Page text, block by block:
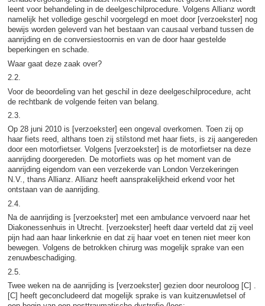
leent voor behandeling in de deelgeschilprocedure. Volgens Allianz wordt
namelijk het volledige geschil voorgelegd en moet door [verzoekster] nog
bewijs worden geleverd van het bestaan van causaal verband tussen de
aanrijding en de conversiestoornis en van de door haar gestelde
beperkingen en schade.
Waar gaat deze zaak over?
2.2.
Voor de beoordeling van het geschil in deze deelgeschilprocedure, acht
de rechtbank de volgende feiten van belang.
2.3.
Op 28 juni 2010 is [verzoekster] een ongeval overkomen. Toen zij op
haar fiets reed, althans toen zij stilstond met haar fiets, is zij aangereden
door een motorfietser. Volgens [verzoekster] is de motorfietser na deze
aanrijding doorgereden. De motorfiets was op het moment van de
aanrijding eigendom van een verzekerde van London Verzekeringen
N.V., thans Allianz. Allianz heeft aansprakelijkheid erkend voor het
ontstaan van de aanrijding.
2.4.
Na de aanrijding is [verzoekster] met een ambulance vervoerd naar het
Diakonessenhuis in Utrecht. [verzoekster] heeft daar verteld dat zij veel
pijn had aan haar linkerknie en dat zij haar voet en tenen niet meer kon
bewegen. Volgens de betrokken chirurg was mogelijk sprake van een
zenuwbeschadiging.
2.5.
Twee weken na de aanrijding is [verzoekster] gezien door neuroloog [C] .
[C] heeft geconcludeerd dat mogelijk sprake is van kuitzenuwletsel of